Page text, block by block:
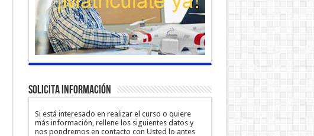
Solicita información
Si está interesado en realizar el curso o quiere
más información, rellene los siguientes datos y
nos pondremos en contacto con Usted lo antes